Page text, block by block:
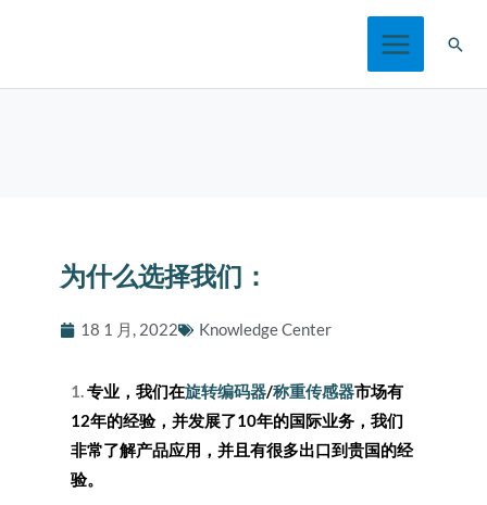
搜
为什么选择我们：
18 1 月, 2022 Knowledge Center
1.专业，我们在旋转编码器/称重传感器市场有
12年的经验，并发展了10年的国际业务，我们
非常了解产品应用，并且有很多出口到贵国的经
验。